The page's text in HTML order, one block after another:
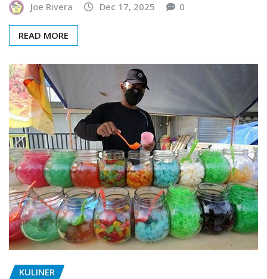
Joe Rivera Dec 17, 2025 0
READ MORE
KULINER